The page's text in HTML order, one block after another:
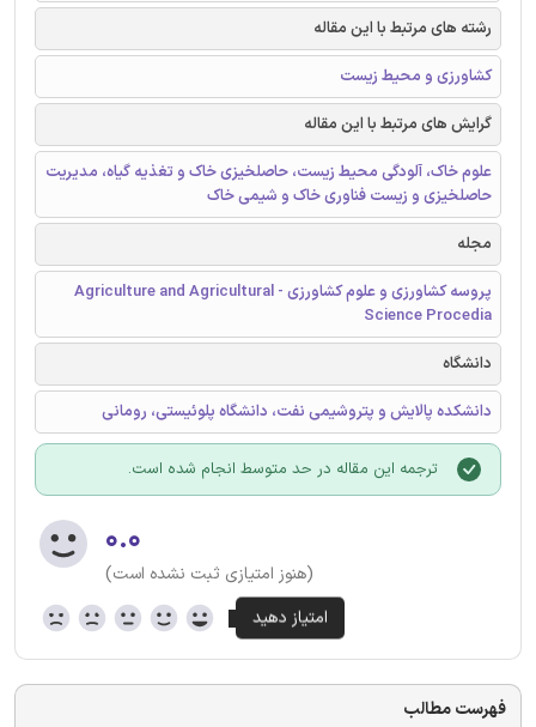
رشته های مرتبط با این مقاله
کشاورزی و محیط زیست
گرایش های مرتبط با این مقاله
علوم خاک، آلودگی محیط زیست، حاصلخیزی خاک و تغذیه گیاه، مدیریت
حاصلخیزی و زیست فناوری خاک و شیمی خاک
مجله
پروسه کشاورزی و علوم کشاورزی - Agriculture and Agricultural
Science Procedia
دانشگاه
دانشکده پالایش و پتروشیمی نفت، دانشگاه پلوئیستی، رومانی
ترجمه این مقاله در حد متوسط انجام شده است.
۰.۰
(هنوز امتیازی ثبت نشده است)
فهرست مطالب